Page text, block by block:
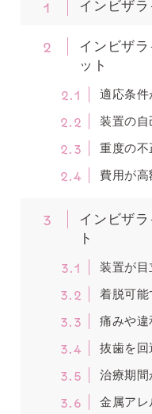
1 インビザ
2
インビザ
ット
2.1 適応条件
2.2 装置の
2.3 重度の
2.4 費用が
3
インビザ
ト
3.1 装置が
3.2 着脱可
3.3 痛みや
3.4 抜歯を
3.5 治療期
3.6 金属ア